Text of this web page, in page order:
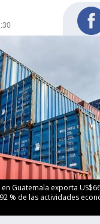
Guatemala exporta
% de las actividades